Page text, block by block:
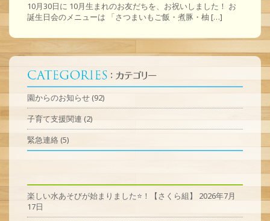
10月30日に 10月生まれのお友だちを、お祝いしました！ お
誕生日会のメニューは 「さつまいもご飯・煮豚・柚 […]
園からのお知らせ(92)
子育て支援関連 (2)
緊急連絡 (5)
楽しい水あそびが始まりました⭐！【さくら組】
2026年7月
17日